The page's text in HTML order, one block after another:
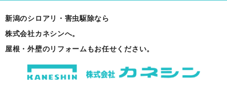
新潟のシロアリ・害虫駆除なら
株式会社カネシンへ。
屋根・外壁のリフォームもお任せください。